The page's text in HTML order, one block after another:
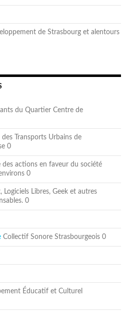
de Strasbourg et alentours
du Quartier Centre de
Transports Urbains de
0
des actions en faveur du société
0
Libres, Geek et autres
0
Collectif Sonore Strasbourgeois 0
Éducatif et Culturel